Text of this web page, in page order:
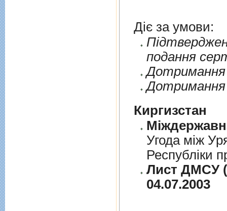
Діє за умови:
подання
Дотримання
Дотримання
Киргизстан
Угода між
Республіки
Лист ДМСУ
04.07.2003